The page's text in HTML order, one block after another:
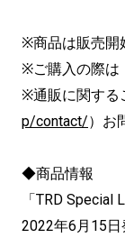
※商品は販売開
※ご購入の際は
※通販に関する
p/contact/）お
◆商品情報
「TRD Special
2022年6月15日